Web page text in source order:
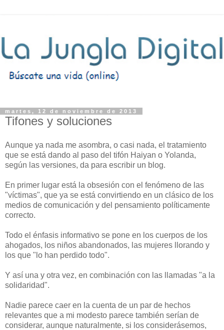
martes, 12 de noviembre de 2013
Tifones y soluciones
Aunque ya nada me asombra, o casi nada, el tratamiento
que se está dando al paso del tifón Haiyan o Yolanda,
según las versiones, da para escribir un blog.
En primer lugar está la obsesión con el fenómeno de las
"víctimas", que ya se está convirtiendo en un clásico de los
medios de comunicación y del pensamiento políticamente
correcto.
Todo el énfasis informativo se pone en los cuerpos de los
ahogados, los niños abandonados, las mujeres llorando y
los que "lo han perdido todo".
Y así una y otra vez, en combinación con las llamadas "a la
solidaridad".
Nadie parece caer en la cuenta de un par de hechos
relevantes que a mi modesto parece también serían de
considerar, aunque naturalmente, si los considerásemos,